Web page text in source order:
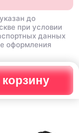
до
при условии
данных
оформления